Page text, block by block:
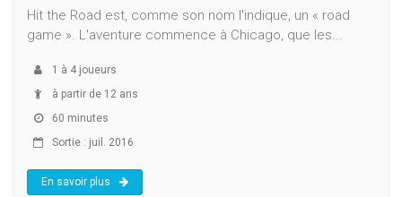
Hit the Road est, comme son nom l'indique, un « road
game ». L'aventure commence à Chicago, que les...
1 à 4 joueurs
à partir de 12 ans
60 minutes
Sortie : juil. 2016
En savoir plus